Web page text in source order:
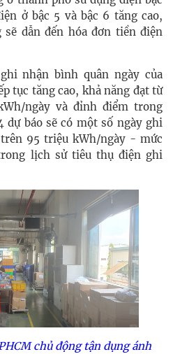
ở bậc 5 và bậc 6 tăng cao,
dẫn đến hóa đơn tiền điện
nhận bình quân ngày của
tục tăng cao, khả năng đạt từ
ngày và đỉnh điểm trong
báo sẽ có một số ngày ghi
95 triệu kWh/ngày - mức
lịch sử tiêu thụ điện ghi
chủ động tận dụng ánh